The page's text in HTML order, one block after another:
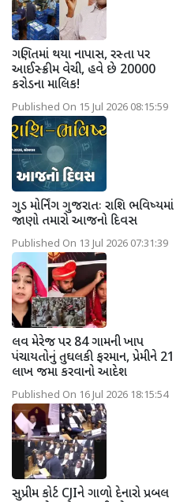
ગણિતમાં થયા નાપાસ, રસ્તા પર
આઈસ્ક્રીમ વેચી, હવે છે 20000
કરોડના માલિક!
Published On 15 Jul 2026 08:15:59
ગુડ મોર્નિંગ ગુજરાતઃ રાશિ ભવિષ્યમાં
જાણો તમારો આજનો દિવસ
Published On 13 Jul 2026 07:31:39
લવ મેરેજ પર 84 ગામની ખાપ
પંચાયતોનું તુઘલકી ફરમાન, પ્રેમીને 21
લાખ જમા કરવાનો આદેશ
Published On 16 Jul 2026 18:15:54
સુપ્રીમ કોર્ટ CJIને ગાળો દેનારો પ્રબલ